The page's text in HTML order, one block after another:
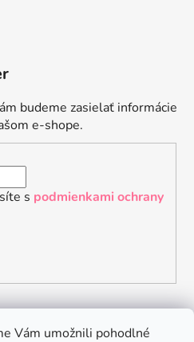
Vám umožnili pohodlné
budeme zasielať informácie
e-shope.
s podmienkami ochrany